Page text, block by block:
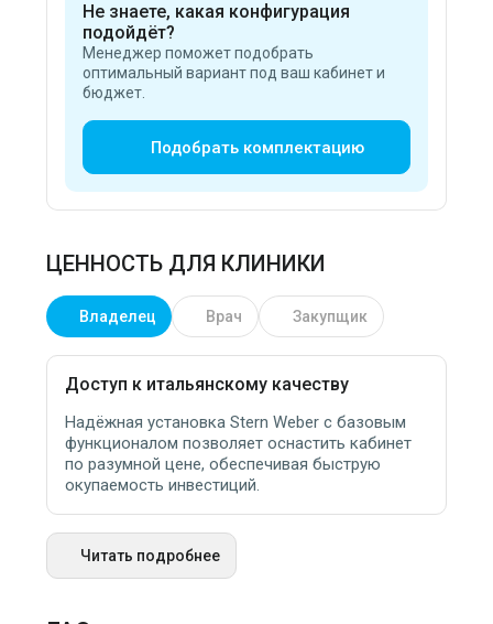
Не знаете, какая конфигурация
подойдёт?
Менеджер поможет подобрать
оптимальный вариант под ваш кабинет и
бюджет.
Подобрать комплектацию
ЦЕННОСТЬ ДЛЯ КЛИНИКИ
Владелец Врач Закупщик
Доступ к итальянскому качеству
Надёжная установка Stern Weber с базовым
функционалом позволяет оснастить кабинет
по разумной цене, обеспечивая быструю
окупаемость инвестиций.
Читать подробнее